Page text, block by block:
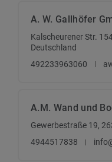
A. W. Gallhöfer
Kalscheurener Str.
Deutschland
492233963060
A.M. Wand und
Gewerbestraße 19,
4944517838